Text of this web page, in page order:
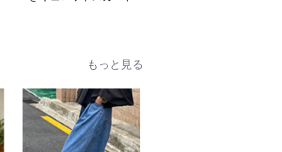
もっと見る